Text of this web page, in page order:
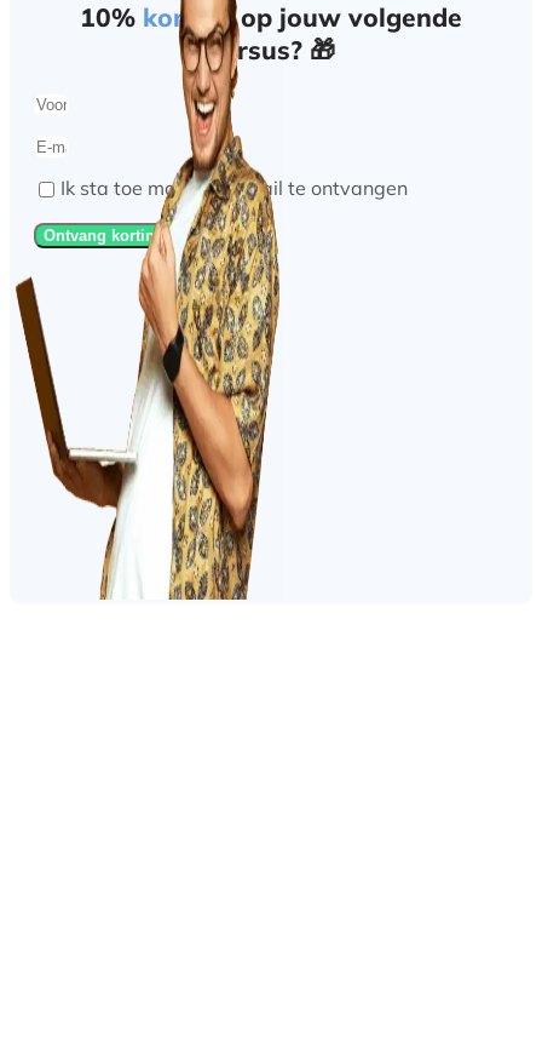
10% kortingop jouw volgende
cursus? 🎁
Ik sta toe marketing mail te ontvangen
Ontvang korting